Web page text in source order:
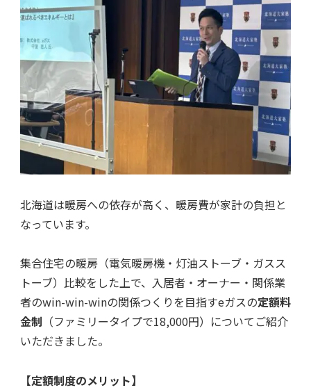
北海道は暖房への依存が高く、暖房費が家計の負担と
なっています。
集合住宅の暖房（電気暖房機・灯油ストーブ・ガスス
トーブ）比較をした上で、入居者・オーナー・関係業
者のwin-win-winの関係つくりを目指すeガスの定額料
金制 （ファミリータイプで18,000円）についてご紹介
いただきました。
【定額制度のメリット】